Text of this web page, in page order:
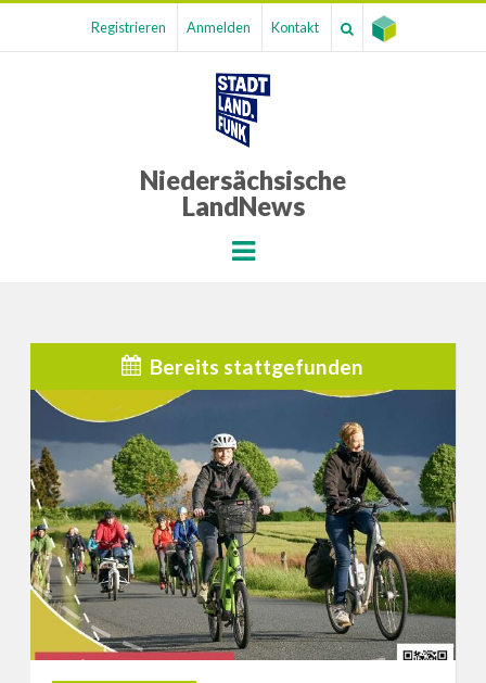
Registrieren Anmelden Kontakt
Niedersächsische
LandNews
Menu
Bereits stattgefunden